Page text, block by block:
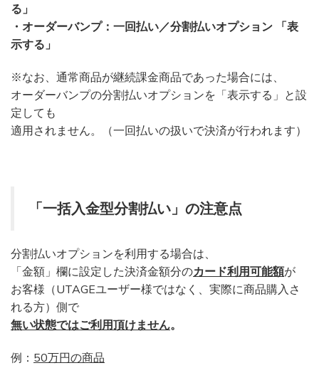
る」
・オーダーバンプ：一回払い／分割払いオプション 「表
示する」
※なお、通常商品が継続課金商品であった場合には、
オーダーバンプの分割払いオプションを「表示する」と設
定しても
適用されません。（一回払いの扱いで決済が行われます）
「一括入金型分割払い」の注意点
分割払いオプションを利用する場合は、
「金額」欄に設定した決済金額分のカード利用可能額が
お客様（UTAGEユーザー様ではなく、実際に商品購入さ
れる方）側で
無い状態ではご利用頂けません。
例： 50万円の商品